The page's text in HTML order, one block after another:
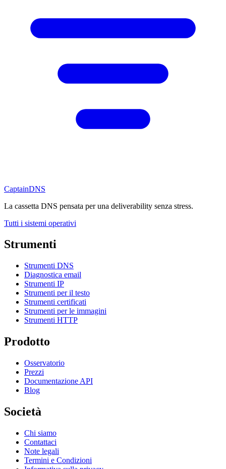
CaptainDNS
La cassetta DNS pensata per una deliverability senza stress.
Tutti i sistemi operativi
Strumenti
Strumenti DNS
Diagnostica email
Strumenti IP
Strumenti per il testo
Strumenti certificati
Strumenti per le immagini
Strumenti HTTP
Prodotto
Osservatorio
Prezzi
Documentazione API
Blog
Società
Chi siamo
Contattaci
Note legali
Termini e Condizioni